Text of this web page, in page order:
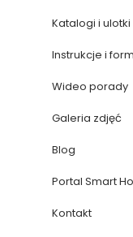
Katalogi i ulotki
Instrukcje i
Wideo porady
Galeria zdjęć
Blog
Portal Smart
Kontakt